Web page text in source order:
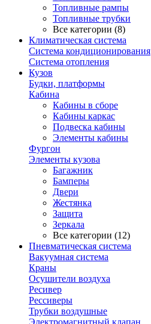
Топливные рампы
Топливные трубки
Все категории (8)
Климатическая система
Система кондиционирования
Система отопления
Кузов
Будки, платформы
Кабина
Кабины в сборе
Кабины каркас
Подвеска кабины
Элементы кабины
Фургон
Элементы кузова
Багажник
Бамперы
Двери
Жестянка
Защита
Зеркала
Все категории (12)
Пневматическая система
Вакуумная система
Краны
Осушители воздуха
Ресивер
Рессиверы
Трубки воздушные
Электромагнитный клапан